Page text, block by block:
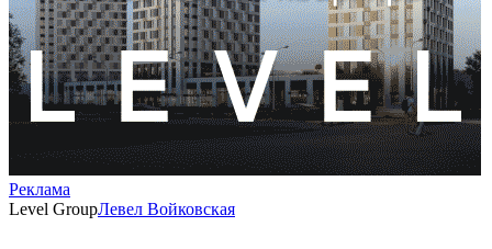
Реклама
Level GroupЛевел Войковская